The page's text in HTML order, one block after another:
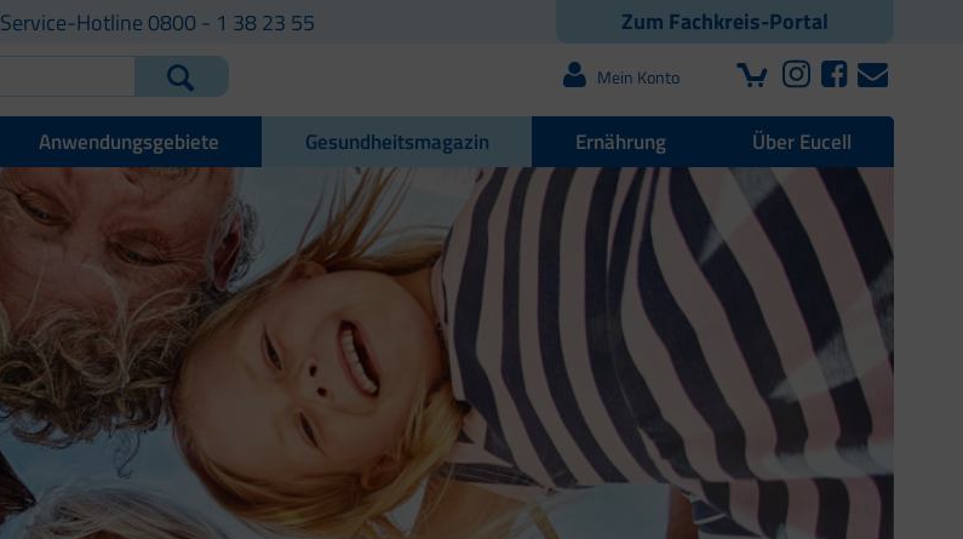
Zum Fachkreis-Portal
Service-Hotline 0800 - 1 38 23 55
Mein Konto
Anwendungsgebiete Gesundheitsmagazin Ernährung Über Eucell